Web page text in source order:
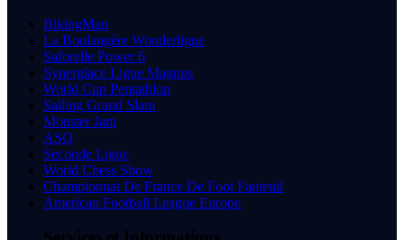
BikingMan
La Boulangère Wonderligue
Saforelle Power 6
Synerglace Ligue Magnus
World Cup Pentathlon
Sailing Grand Slam
Monster Jam
ASO
Seconde Ligue
World Chess Show
Championnat De France De Foot Fauteuil
American Football League Europe